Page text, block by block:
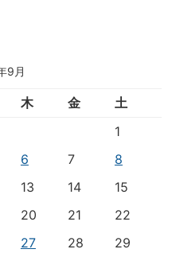
9月
木 金
土
1
6 7
8
13 14
15
20 21
22
27 28
29